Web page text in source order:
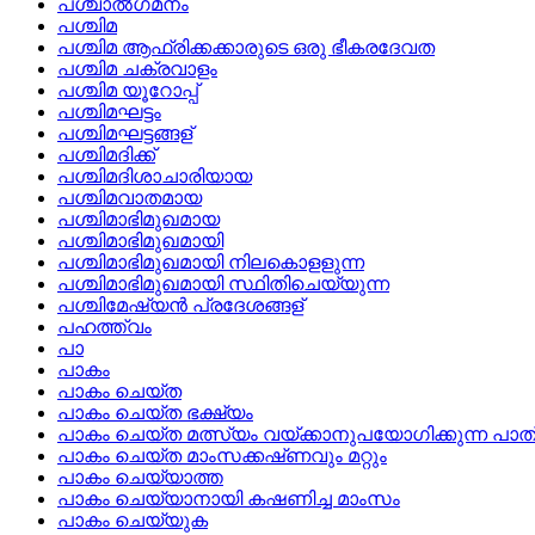
പശ്ചാല്‍ഗമനം
പശ്ചിമ
പശ്ചിമ ആഫ്രിക്കക്കാരുടെ ഒരു ഭീകരദേവത
പശ്ചിമ ചക്രവാളം
പശ്ചിമ യൂറോപ്പ്
പശ്ചിമഘട്ടം
പശ്ചിമഘട്ടങ്ങള്
പശ്ചിമദിക്ക്
പശ്ചിമദിശാചാരിയായ
പശ്ചിമവാതമായ
പശ്ചിമാഭിമുഖമായ
പശ്ചിമാഭിമുഖമായി
പശ്ചിമാഭിമുഖമായി നിലകൊളളുന്ന
പശ്ചിമാഭിമുഖമായി സ്ഥിതിചെയ്യുന്ന
പശ്ചിമേഷ്യന്‍ പ്രദേശങ്ങള്
പഹത്ത്വം
പാ
പാകം
പാകം ചെയ്‌ത
പാകം ചെയ്‌ത ഭക്ഷ്യം
പാകം ചെയ്‌ത മത്സ്യം വയ്‌ക്കാനുപയോഗിക്കുന്ന
പാകം ചെയ്‌ത മാംസക്കഷ്‌ണവും മറ്റും
പാകം ചെയ്യാത്ത
പാകം ചെയ്യാനായി കഷണിച്ച മാംസം
പാകം ചെയ്യുക